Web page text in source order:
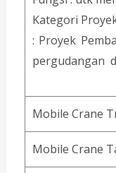
Kategori
: Proyek
pergudangan
Mobile Crane
Mobile Crane